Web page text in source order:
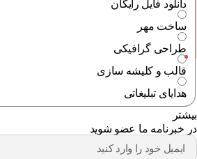
دانلود فایل رایگان
ساخت مهر
طراحی گرافیکی
قالب و کلیشه سازی
هدایای تبلیغاتی
بیشتر
در خبرنامه ما عضو شوید